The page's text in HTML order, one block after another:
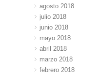
agosto 2018
julio 2018
junio 2018
mayo 2018
abril 2018
marzo 2018
febrero 2018